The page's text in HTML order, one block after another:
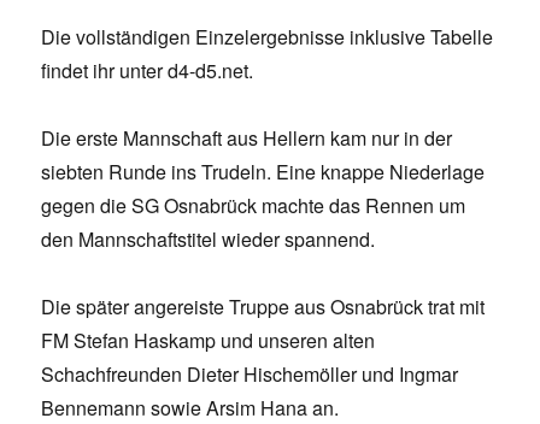
Die vollständigen Einzelergebnisse inklusive Tabelle
findet ihr unter d4-d5.net.
Die erste Mannschaft aus Hellern kam nur in der
siebten Runde ins Trudeln. Eine knappe Niederlage
gegen die SG Osnabrück machte das Rennen um
den Mannschaftstitel wieder spannend.
Die später angereiste Truppe aus Osnabrück trat mit
FM Stefan Haskamp und unseren alten
Schachfreunden Dieter Hischemöller und Ingmar
Bennemann sowie Arsim Hana an.